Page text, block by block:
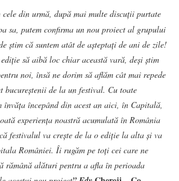
cele din urmă, după mai multe discuții purtate
sa, putem confirma un nou proiect al grupului
știm că suntem atât de așteptați de ani de zile!
să aibă loc chiar această vară, deși știm
noi, însă ne dorim să aflăm cât mai repede
bucureștenii de la un festival. Cu toate
învăța începând din acest an aici, în Capitală,
experiența noastră acumulată în România
festivalul va crește de la o ediție la alta și va
României. Îi rugăm pe toți cei care ne
rămână alături pentru a afla în perioada